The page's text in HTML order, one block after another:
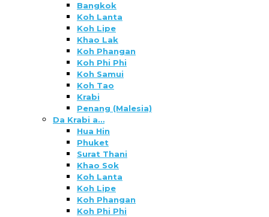
Bangkok
Koh Lanta
Koh Lipe
Khao Lak
Koh Phangan
Koh Phi Phi
Koh Samui
Koh Tao
Krabi
Penang (Malesia)
Da Krabi a…
Hua Hin
Phuket
Surat Thani
Khao Sok
Koh Lanta
Koh Lipe
Koh Phangan
Koh Phi Phi